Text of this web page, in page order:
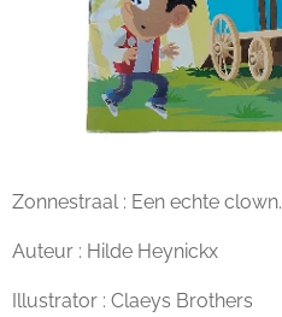
Zonnestraal : Een echte clown.
Auteur : Hilde Heynickx
Illustrator : Claeys Brothers